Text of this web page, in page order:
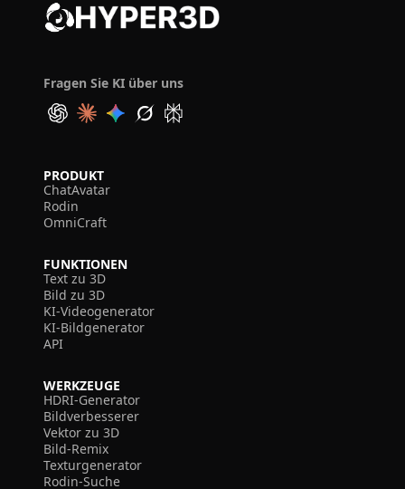
Fragen Sie KI über uns
PRODUKT
ChatAvatar
Rodin
OmniCraft
FUNKTIONEN
Text zu 3D
Bild zu 3D
KI-Videogenerator
KI-Bildgenerator
API
WERKZEUGE
HDRI-Generator
Bildverbesserer
Vektor zu 3D
Bild-Remix
Texturgenerator
Rodin-Suche